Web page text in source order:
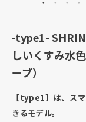
-type1-
しいくすみ水
ーブ）
【type1】は、ス
きるモデル。